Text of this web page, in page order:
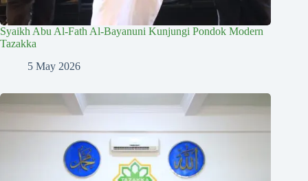
Syaikh Abu Al-Fath Al-Bayanuni Kunjungi Pondok Modern
Tazakka
5 May 2026